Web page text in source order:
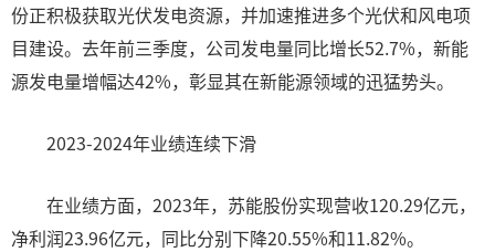
份正积极获取光伏发电资源，并加速推进多个光伏和风电项
目建设。去年前三季度，公司发电量同比增长52.7%，新能
源发电量增幅达42%，彰显其在新能源领域的迅猛势头。
2023-2024年业绩连续下滑
在业绩方面，2023年，苏能股份实现营收120.29亿元，
净利润23.96亿元，同比分别下降20.55%和11.82%。